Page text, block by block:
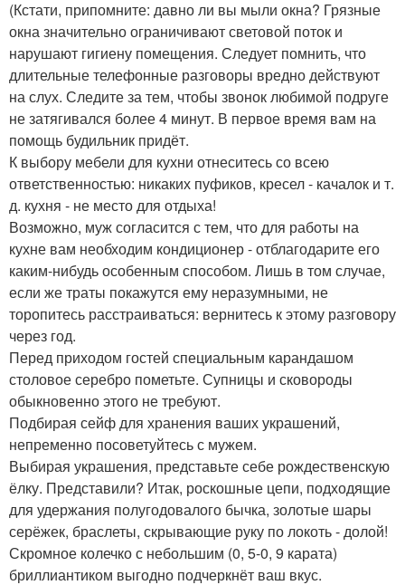
(Кстати, припомните: давно ли вы мыли окна? Грязные
окна значительно ограничивают световой поток и
нарушают гигиену помещения. Следует помнить, что
длительные телефонные разговоры вредно действуют
на слух. Следите за тем, чтобы звонок любимой подруге
не затягивался более 4 минут. В первое время вам на
помощь будильник придёт.
К выбору мебели для кухни отнеситесь со всею
ответственностью: никаких пуфиков, кресел - качалок и т.
д. кухня - не место для отдыха!
Возможно, муж согласится с тем, что для работы на
кухне вам необходим кондиционер - отблагодарите его
каким-нибудь особенным способом. Лишь в том случае,
если же траты покажутся ему неразумными, не
торопитесь расстраиваться: вернитесь к этому разговору
через год.
Перед приходом гостей специальным карандашом
столовое серебро пометьте. Супницы и сковороды
обыкновенно этого не требуют.
Подбирая сейф для хранения ваших украшений,
непременно посоветуйтесь с мужем.
Выбирая украшения, представьте себе рождественскую
ёлку. Представили? Итак, роскошные цепи, подходящие
для удержания полугодовалого бычка, золотые шары
серёжек, браслеты, скрывающие руку по локоть - долой!
Скромное колечко с небольшим (0, 5-0, 9 карата)
бриллиантиком выгодно подчеркнёт ваш вкус.